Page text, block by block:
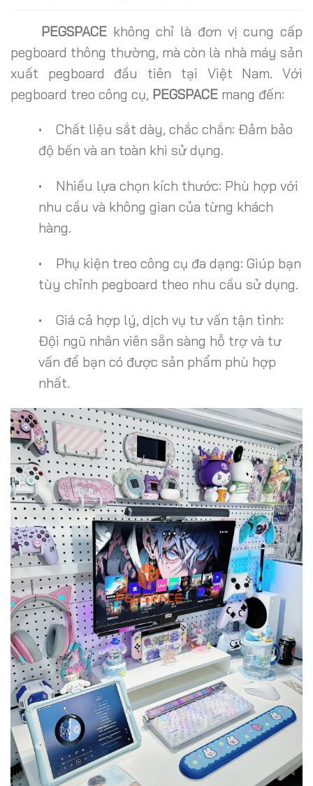
PEGSPACEkhông chỉ là đơn vị cung cấp
pegboard thông thường, mà còn là nhà máy sản
xuất pegboard đầu tiên tại Việt Nam. Với
pegboard treo công cụ, PEGSPACE mang đến:
• Chất liệu sắt dày, chắc chắn: Đảm bảo
độ bền và an toàn khi sử dụng.
• Nhiều lựa chọn kích thước: Phù hợp với
nhu cầu và không gian của từng khách
hàng.
• Phụ kiện treo công cụ đa dạng: Giúp bạn
tùy chỉnh pegboard theo nhu cầu sử dụng.
• Giá cả hợp lý, dịch vụ tư vấn tận tình:
Đội ngũ nhân viên sẵn sàng hỗ trợ và tư
vấn để bạn có được sản phẩm phù hợp
nhất.